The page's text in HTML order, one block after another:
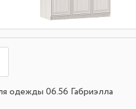
одежды 06.56 Габриэлла